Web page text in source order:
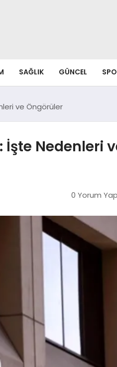
SAĞLIK GÜNCEL
ve Öngörüler
İşte Nedenleri
0 Yorum